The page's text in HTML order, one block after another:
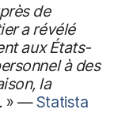
de
a révélé
aux États-
à des
la
.» —Statista